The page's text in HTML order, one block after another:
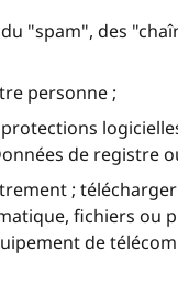
"spam", des
personne ;
de registre
;
fichiers ou
de